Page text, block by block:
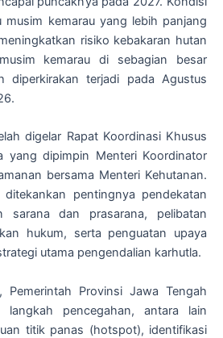
musim kemarau yang lebih panjang
risiko kebakaran hutan
kemarau di sebagian besar
diperkirakan terjadi pada Agustus
digelar Rapat Koordinasi Khusus
yang dipimpin Menteri Koordinator
bersama Menteri Kehutanan.
pentingnya pendekatan
sarana dan prasarana, pelibatan
hukum, serta penguatan upaya
utama pengendalian karhutla.
Pemerintah Provinsi Jawa Tengah
langkah pencegahan, antara lain
titik panas (hotspot), identifikasi